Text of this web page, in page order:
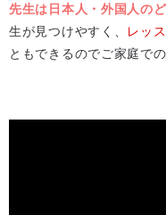
先生は日本人・外国人の
生が見つけやすく、 レッ
ともできるのでご家庭で